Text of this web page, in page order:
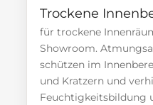
Trockene
für trockene
Showroom.
schützen im
und Kratzern und
Feuchtigkeitsbildung